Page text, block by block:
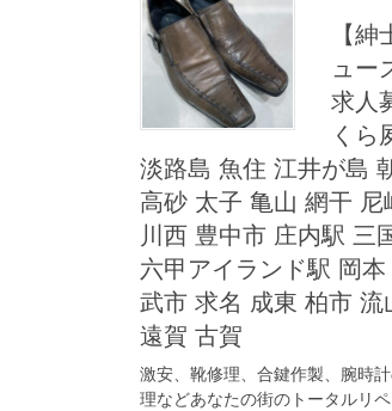
【
ュー
求人
くら
淡路島 魚住 江井が島
高砂 太子 亀山 網干
川西 豊中市 庄内駅 三
六甲アイランド駅 岡
武市 求名 成東 柏市
遠賀 古賀
激安、靴修理、合鍵作製、腕時
理などあなたの街のトータルリ